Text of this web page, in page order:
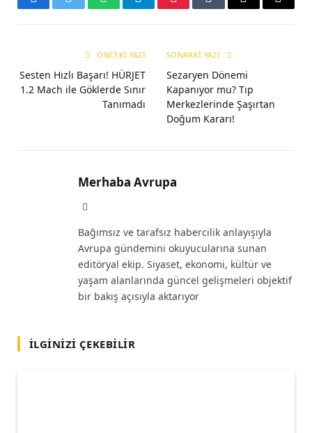
FacebookTwitterWhatsAppTelegramPinterestTumblrE-
Copy
ÖNCEKI YAZI
Sesten Hızlı Başarı! HÜRJET
1.2 Mach ile Göklerde Sınır
Tanımadı
SONRAKI YAZI
Sezaryen Dönemi
Kapanıyor mu? Tıp
Merkezlerinde Şaşırtan
Doğum Kararı!
Merhaba Avrupa
Bağımsız ve tarafsız habercilik anlayışıyla
Avrupa gündemini okuyucularına sunan
editöryal ekip. Siyaset, ekonomi, kültür ve
yaşam alanlarında güncel gelişmeleri objektif
bir bakış açısıyla aktarıyor
İLGINIZI ÇEKEBILIR